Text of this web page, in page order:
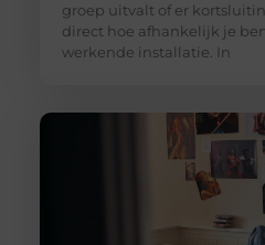
groep uitvalt of er
direct hoe afhankelijk je
werkende installatie. In